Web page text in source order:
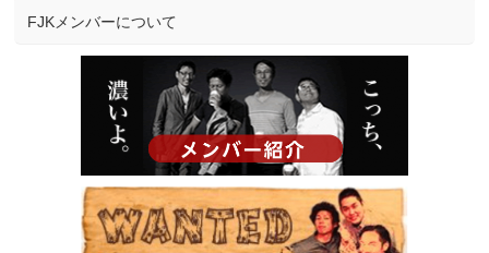
FJKメンバーについて